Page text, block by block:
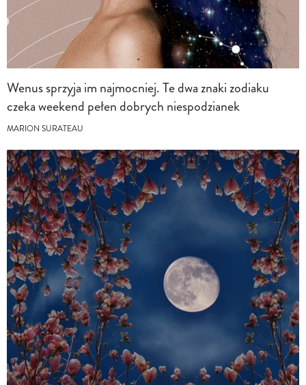
Wenus sprzyja im najmocniej. Te dwa znaki zodiaku
czeka weekend pełen dobrych niespodzianek
MARION SURATEAU